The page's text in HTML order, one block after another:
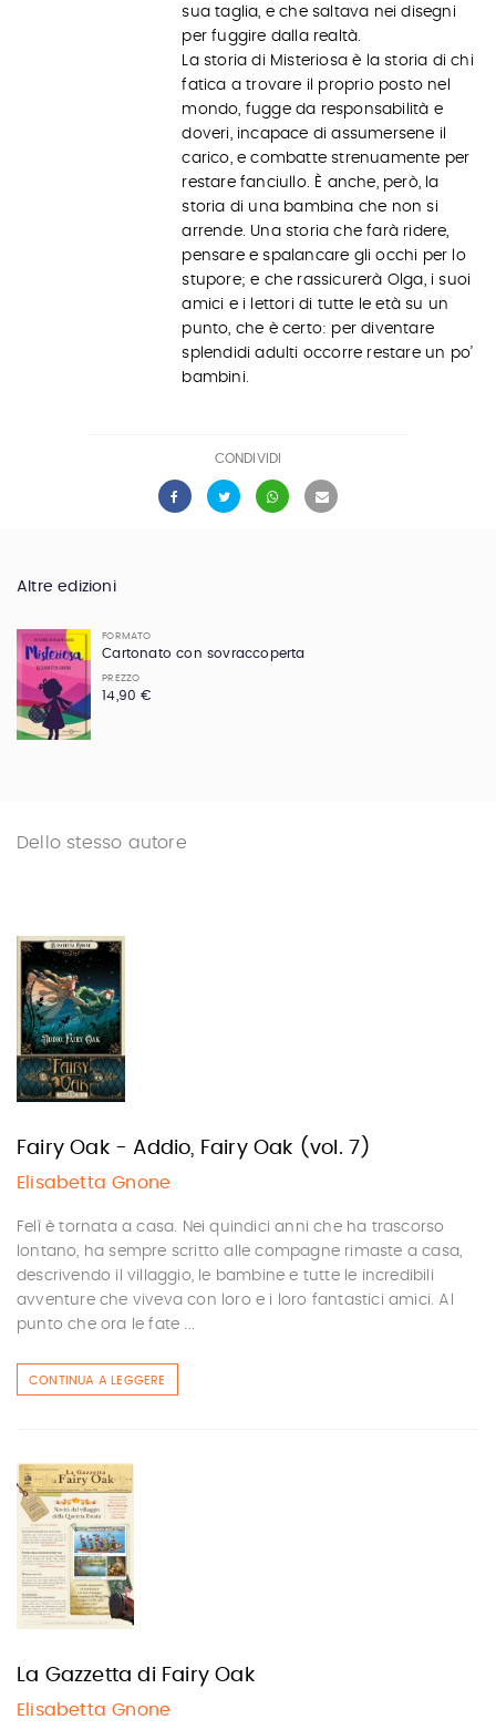
sua taglia, e che saltava nei disegni
per fuggire dalla realtà.
La storia di Misteriosa è la storia di chi
fatica a trovare il proprio posto nel
mondo, fugge da responsabilità e
doveri, incapace di assumersene il
carico, e combatte strenuamente per
restare fanciullo. È anche, però, la
storia di una bambina che non si
arrende. Una storia che farà ridere,
pensare e spalancare gli occhi per lo
stupore; e che rassicurerà Olga, i suoi
amici e i lettori di tutte le età su un
punto, che è certo: per diventare
splendidi adulti occorre restare un po’
bambini.
CONDIVIDI
Altre edizioni
FORMATO
Cartonato con sovraccoperta
PREZZO
14,90 €
Dello stesso autore
Fairy Oak - Addio, Fairy Oak (vol. 7)
Elisabetta Gnone
Felì è tornata a casa. Nei quindici anni che ha trascorso
lontano, ha sempre scritto alle compagne rimaste a casa,
descrivendo il villaggio, le bambine e tutte le incredibili
avventure che viveva con loro e i loro fantastici amici. Al
punto che ora le fate ...
CONTINUA A LEGGERE
La Gazzetta di Fairy Oak
Elisabetta Gnone